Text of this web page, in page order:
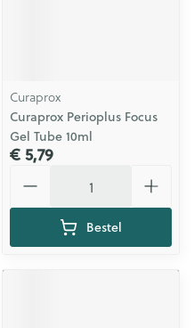
Curaprox
Curaprox Perioplus Focus
Gel Tube 10ml
€ 5,79
Bestel